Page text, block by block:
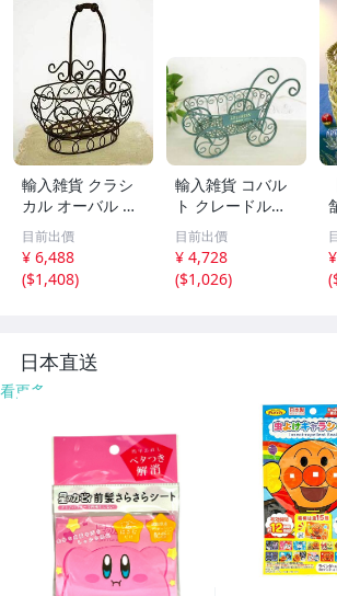
輸入雑貨 クラシ
カル オーバル バ
スケット プラン
ター コベントガ
ーデン アイアン
フラワーベース
料無料
目前出價
¥ 6,488
($1,408)
輸入雑貨 コバル
ト クレードルバ
スケット コベン
トガーデン Cove
nt リビングスタ
ジオ アイアン ガ
目前出價
¥ 4,728
($1,026)
(
日本直送
看更多